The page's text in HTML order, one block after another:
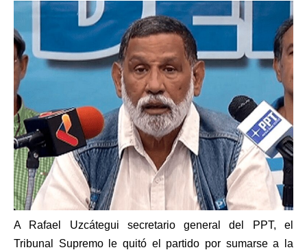
A Rafael Uzcátegui secretario general del PPT, el
Tribunal Supremo le quitó el partido por sumarse a la